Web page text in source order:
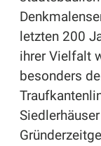
letzten 200
ihrer Vielfalt
besonders